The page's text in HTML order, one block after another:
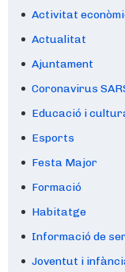
Activitat
Actualitat
Ajuntament
Coronavirus
Educació i
Esports
Festa Major
Formació
Habitatge
Informació de
Joventut i